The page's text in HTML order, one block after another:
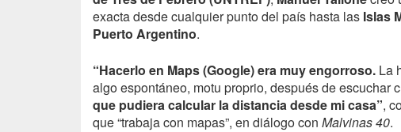
exacta desde cualquier punto del país hasta las Islas
Puerto Argentino.
“Hacerlo en Maps (Google) era muy engorroso. La
algo espontáneo, motu proprio, después de escuchar
que pudiera calcular la distancia desde mi casa”,
que “trabaja con mapas”, en diálogo con Malvinas 40.